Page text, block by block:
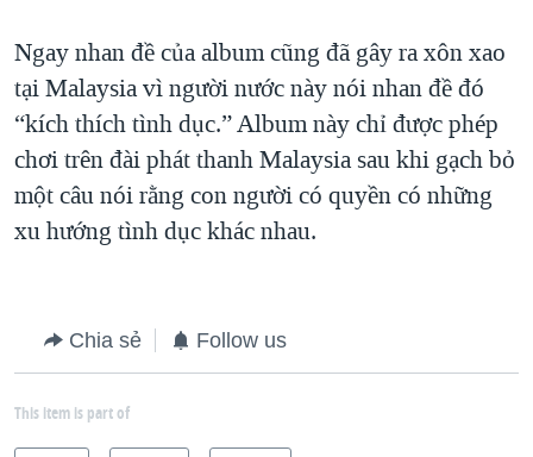
Ngay nhan đề của album cũng đã gây ra xôn xao
tại Malaysia vì người nước này nói nhan đề đó
“kích thích tình dục.” Album này chỉ được phép
chơi trên đài phát thanh Malaysia sau khi gạch bỏ
một câu nói rằng con người có quyền có những
xu hướng tình dục khác nhau.
Chia sẻ Follow us
This item is part of